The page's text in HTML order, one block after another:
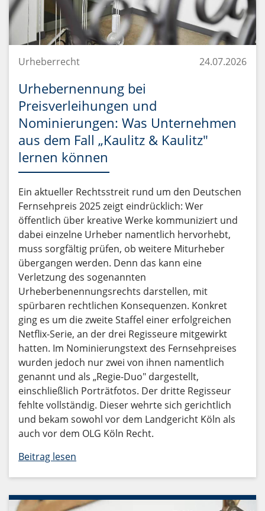
Urheberrecht 24.07.2026
Urhebernennung bei
Preisverleihungen und
Nominierungen: Was Unternehmen
aus dem Fall „Kaulitz & Kaulitz"
lernen können
Ein aktueller Rechtsstreit rund um den Deutschen
Fernsehpreis 2025 zeigt eindrücklich: Wer
öffentlich über kreative Werke kommuniziert und
dabei einzelne Urheber namentlich hervorhebt,
muss sorgfältig prüfen, ob weitere Miturheber
übergangen werden. Denn das kann eine
Verletzung des sogenannten
Urheberbenennungsrechts darstellen, mit
spürbaren rechtlichen Konsequenzen. Konkret
ging es um die zweite Staffel einer erfolgreichen
Netflix-Serie, an der drei Regisseure mitgewirkt
hatten. Im Nominierungstext des Fernsehpreises
wurden jedoch nur zwei von ihnen namentlich
genannt und als „Regie-Duo" dargestellt,
einschließlich Porträtfotos. Der dritte Regisseur
fehlte vollständig. Dieser wehrte sich gerichtlich
und bekam sowohl vor dem Landgericht Köln als
auch vor dem OLG Köln Recht.
Beitrag lesen